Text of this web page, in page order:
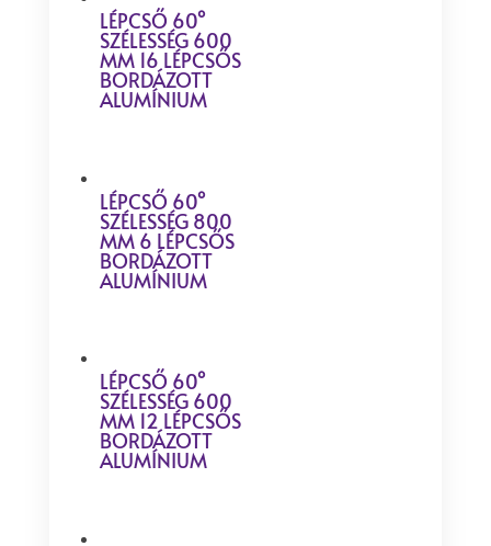
LÉPCSŐ 60°
SZÉLESSÉG 600
MM 16 LÉPCSŐS
BORDÁZOTT
ALUMÍNIUM
LÉPCSŐ 60°
SZÉLESSÉG 800
MM 6 LÉPCSŐS
BORDÁZOTT
ALUMÍNIUM
LÉPCSŐ 60°
SZÉLESSÉG 600
MM 12 LÉPCSŐS
BORDÁZOTT
ALUMÍNIUM